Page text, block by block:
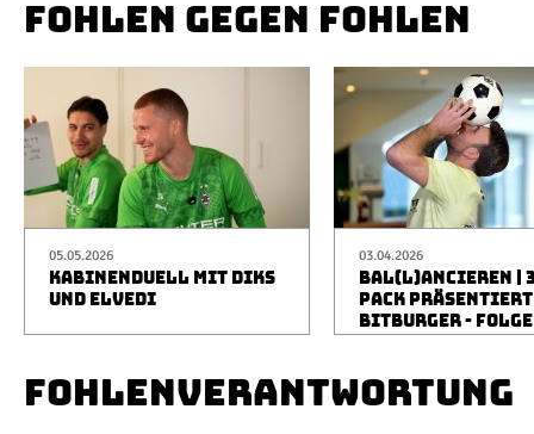
FOHLEN GEGEN FOHLEN
05.05.2026
KABINENDUELL MIT DIKS
UND ELVEDI
03.04.2026
BAL(L)ANCIEREN |
PACK
BITBURGER -
FOHLENVERANTWORTUNG